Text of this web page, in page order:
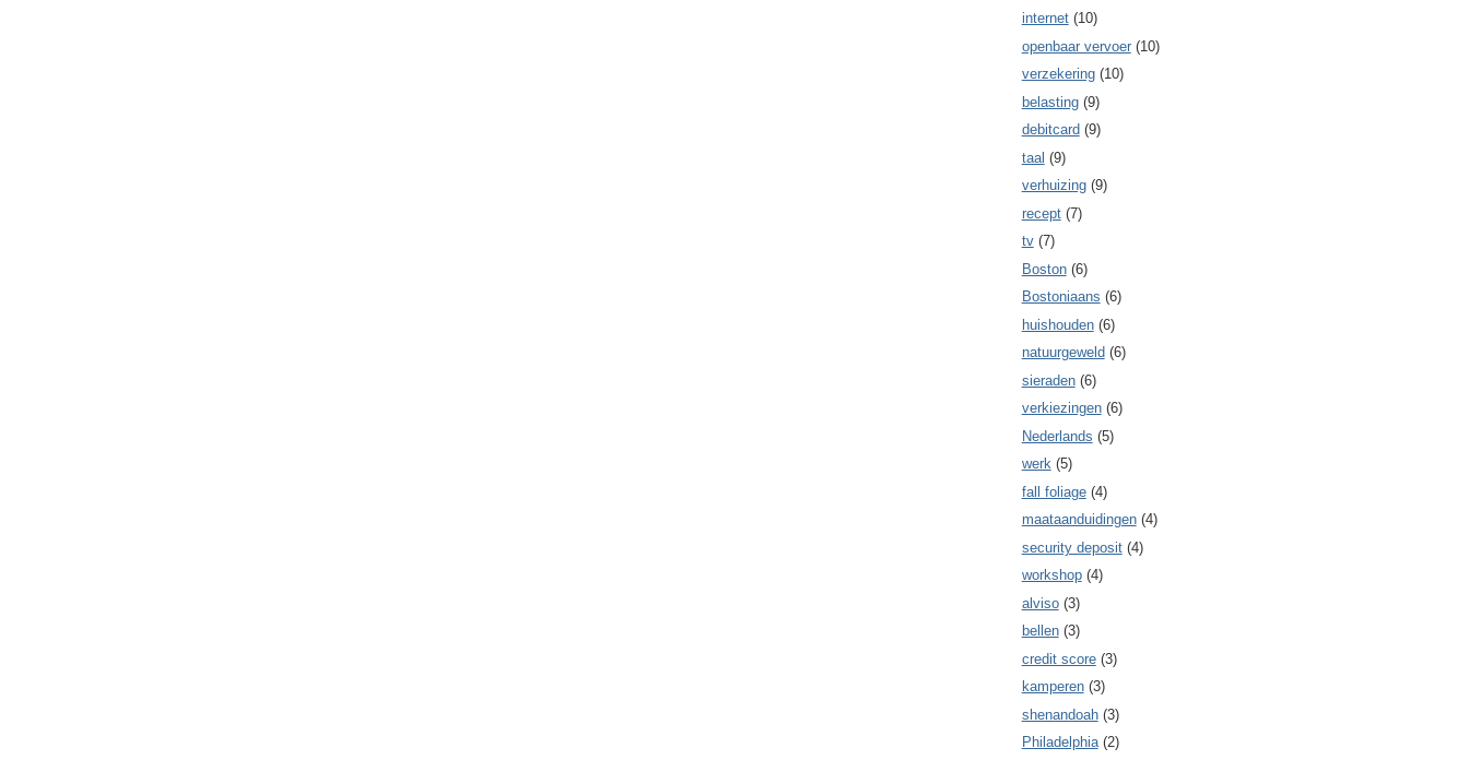
internet (10)
openbaar vervoer (10)
verzekering (10)
belasting (9)
debitcard (9)
taal (9)
verhuizing (9)
recept (7)
tv (7)
Boston (6)
Bostoniaans (6)
huishouden (6)
natuurgeweld (6)
sieraden (6)
verkiezingen (6)
Nederlands (5)
werk (5)
fall foliage (4)
maataanduidingen (4)
security deposit (4)
workshop (4)
alviso (3)
bellen (3)
credit score (3)
kamperen (3)
shenandoah (3)
Philadelphia (2)